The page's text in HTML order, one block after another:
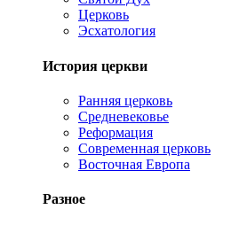
Церковь
Эсхатология
История церкви
Ранняя церковь
Средневековье
Реформация
Современная церковь
Восточная Европа
Разное